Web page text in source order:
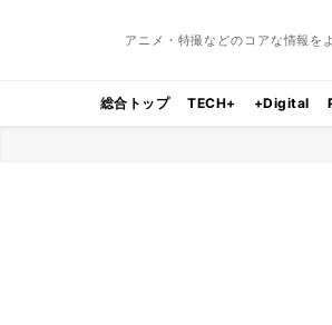
アニメ・特撮などのコアな情報を
総合トップ TECH+ +Digital